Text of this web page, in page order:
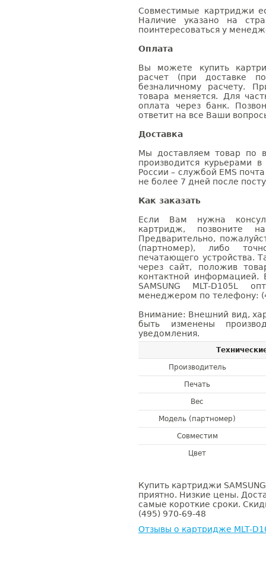
Совместимые картриджи
Наличие указано на
поинтересоваться у
Оплата
Вы можете купить
расчет (при доставке
безналичному расчету.
товара меняется. Для
оплата через банк.
ответит на все Ваши
Доставка
Мы доставляем товар по
производится курьерами
России – службой EMS
не более 7 дней после
Как заказать
Если Вам нужна
картридж, позвоните
Предварительно,
(партномер), либо
печатающего устройства.
через сайт, положив
контактной информацией.
SAMSUNG MLT-D105L
менеджером по телефону:
Внимание: Внешний вид,
быть изменены
уведомления.
Производитель
Печать
Вес
Модель (партномер)
Совместим
Цвет
Купить картриджи
приятно. Низкие цены.
самые короткие сроки.
(495) 970-69-48
Отзывы о картридже MLT-